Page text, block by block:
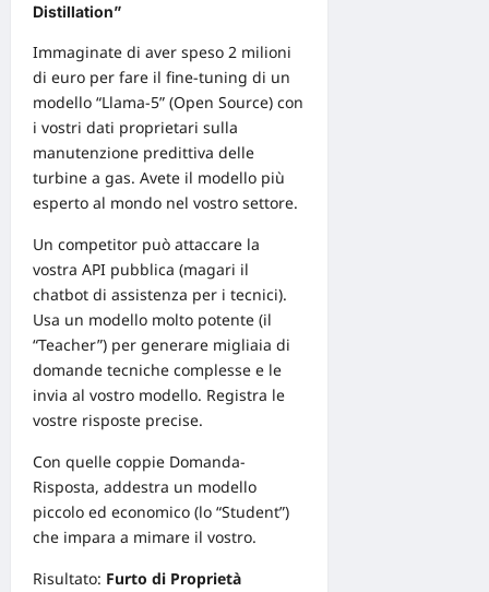
Distillation”
Immaginate di aver speso 2 milioni
di euro per fare il fine-tuning di un
modello “Llama-5” (Open Source) con
i vostri dati proprietari sulla
manutenzione predittiva delle
turbine a gas. Avete il modello più
esperto al mondo nel vostro settore.
Un competitor può attaccare la
vostra API pubblica (magari il
chatbot di assistenza per i tecnici).
Usa un modello molto potente (il
“Teacher”) per generare migliaia di
domande tecniche complesse e le
invia al vostro modello. Registra le
vostre risposte precise.
Con quelle coppie Domanda-
Risposta, addestra un modello
piccolo ed economico (lo “Student”)
che impara a mimare il vostro.
Risultato: Furto di Proprietà